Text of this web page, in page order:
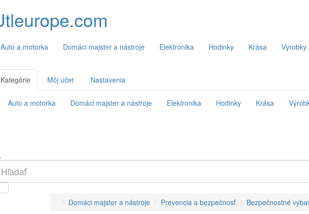
Auto a motorka Domáci majster a nástroje Elektronika Hodinky Krása Výrobky
Kategórie Môj účet Nastavenia
Auto a motorka Domáci majster a nástroje Elektronika Hodinky Krása
Domáci majster a nástroje Prevencia a bezpečnosť Bezpečnostné